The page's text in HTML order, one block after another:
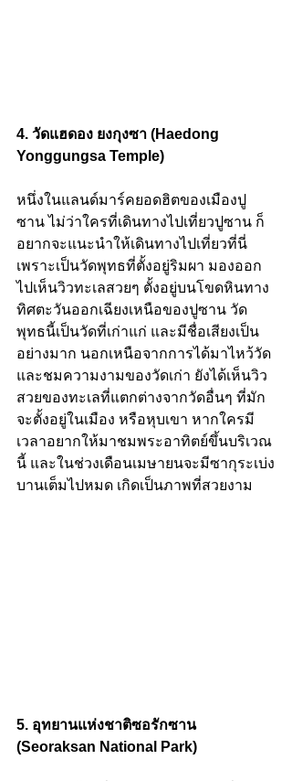
4. วัดแฮดอง ยงกุงซา (Haedong
Yonggungsa Temple)
หนึ่งในแลนด์มาร์คยอดฮิตของเมืองปู
ซาน ไม่ว่าใครที่เดินทางไปเที่ยวปูซาน ก็
อยากจะแนะนำให้เดินทางไปเที่ยวที่นี่
เพราะเป็นวัดพุทธที่ตั้งอยู่ริมผา มองออก
ไปเห็นวิวทะเลสวยๆ ตั้งอยู่บนโขดหินทาง
ทิศตะวันออกเฉียงเหนือของปูซาน วัด
พุทธนี้เป็นวัดที่เก่าแก่ และมีชื่อเสียงเป็น
อย่างมาก นอกเหนือจากการได้มาไหว้วัด
และชมความงามของวัดเก่า ยังได้เห็นวิว
สวยของทะเลที่แตกต่างจากวัดอื่นๆ ที่มัก
จะตั้งอยู่ในเมือง หรือหุบเขา หากใครมี
เวลาอยากให้มาชมพระอาทิตย์ขึ้นบริเวณ
นี้ และในช่วงเดือนเมษายนจะมีซากุระเบ่ง
บานเต็มไปหมด เกิดเป็นภาพที่สวยงาม
5. อุทยานแห่งชาติซอรักซาน
(Seoraksan National Park)